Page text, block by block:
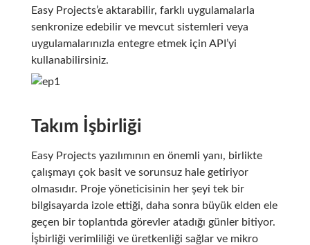
Easy Projects’e aktarabilir, farklı uygulamalarla
senkronize edebilir ve mevcut sistemleri veya
uygulamalarınızla entegre etmek için API’yi
kullanabilirsiniz.
Takım İşbirliği
Easy Projects yazılımının en önemli yanı, birlikte
çalışmayı çok basit ve sorunsuz hale getiriyor
olmasıdır. Proje yöneticisinin her şeyi tek bir
bilgisayarda izole ettiği, daha sonra büyük elden ele
geçen bir toplantıda görevler atadığı günler bitiyor.
İşbirliği verimliliği ve üretkenliği sağlar ve mikro